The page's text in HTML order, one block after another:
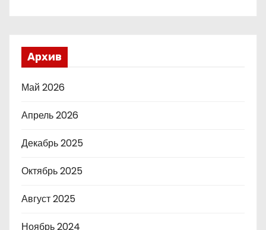
Архив
Май 2026
Апрель 2026
Декабрь 2025
Октябрь 2025
Август 2025
Ноябрь 2024